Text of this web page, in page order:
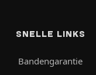
SNELLE LINKS
Bandengarantie